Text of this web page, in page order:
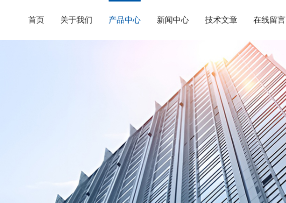
首页 关于我们 产品中心 新闻中心 技术文章 在线留言